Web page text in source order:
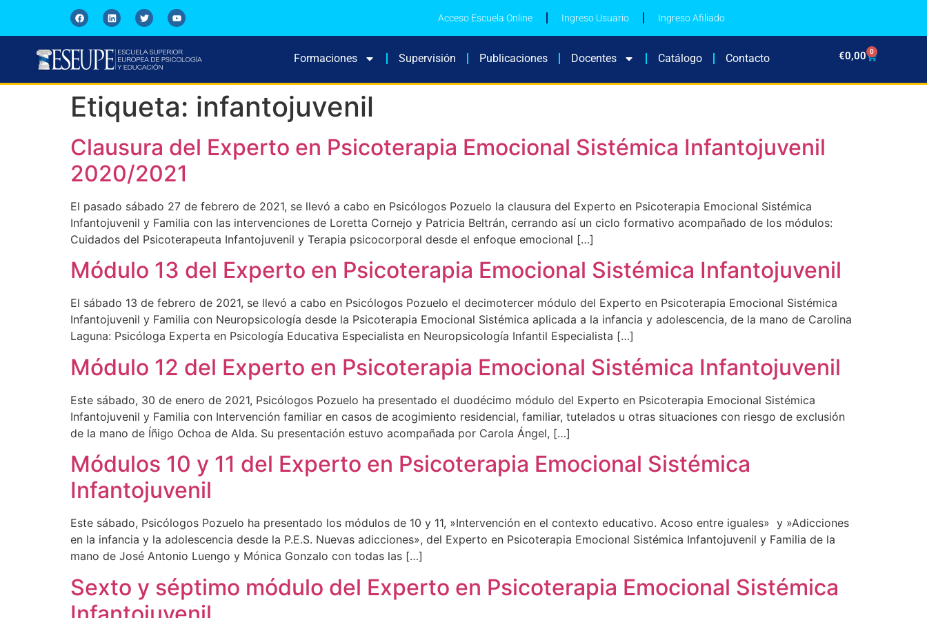
Acceso Escuela Online Ingreso Usuario Ingreso Afiliado
Formaciones Supervisión Publicaciones Docentes Catálogo Contacto €0,00 0
Etiqueta: infantojuvenil
Clausura del Experto en Psicoterapia Emocional Sistémica Infantojuvenil
2020/2021
El pasado sábado 27 de febrero de 2021, se llevó a cabo en Psicólogos Pozuelo la clausura del Experto en Psicoterapia Emocional Sistémica
Infantojuvenil y Familia con las intervenciones de Loretta Cornejo y Patricia Beltrán, cerrando así un ciclo formativo acompañado de los módulos:
Cuidados del Psicoterapeuta Infantojuvenil y Terapia psicocorporal desde el enfoque emocional […]
Módulo 13 del Experto en Psicoterapia Emocional Sistémica Infantojuvenil
El sábado 13 de febrero de 2021, se llevó a cabo en Psicólogos Pozuelo el decimotercer módulo del Experto en Psicoterapia Emocional Sistémica
Infantojuvenil y Familia con Neuropsicología desde la Psicoterapia Emocional Sistémica aplicada a la infancia y adolescencia, de la mano de Carolina
Laguna: Psicóloga Experta en Psicología Educativa Especialista en Neuropsicología Infantil Especialista […]
Módulo 12 del Experto en Psicoterapia Emocional Sistémica Infantojuvenil
Este sábado, 30 de enero de 2021, Psicólogos Pozuelo ha presentado el duodécimo módulo del Experto en Psicoterapia Emocional Sistémica
Infantojuvenil y Familia con Intervención familiar en casos de acogimiento residencial, familiar, tutelados u otras situaciones con riesgo de exclusión
de la mano de Íñigo Ochoa de Alda. Su presentación estuvo acompañada por Carola Ángel, […]
Módulos 10 y 11 del Experto en Psicoterapia Emocional Sistémica
Infantojuvenil
Este sábado, Psicólogos Pozuelo ha presentado los módulos de 10 y 11, »Intervención en el contexto educativo. Acoso entre iguales» y »Adicciones
en la infancia y la adolescencia desde la P.E.S. Nuevas adicciones», del Experto en Psicoterapia Emocional Sistémica Infantojuvenil y Familia de la
mano de José Antonio Luengo y Mónica Gonzalo con todas las […]
Sexto y séptimo módulo del Experto en Psicoterapia Emocional Sistémica